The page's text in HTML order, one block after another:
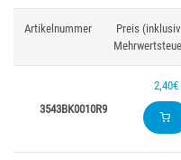
Artikelnummer
Preis
3543BK0010R9
2,40€